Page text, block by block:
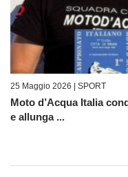
25 Maggio 2026 | SPORT
Moto d’Acqua Italia
e allunga ...